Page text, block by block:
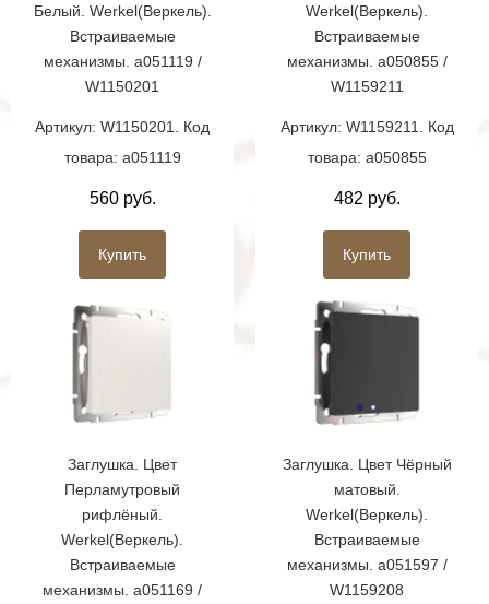
Белый. Werkel(Веркель).
Встраиваемые
механизмы. a051119 /
W1150201
Артикул: W1150201. Код
товара: a051119
560 руб.
Купить
Werkel(Веркель).
Встраиваемые
механизмы. a050855 /
W1159211
Артикул: W1159211. Код
товара: a050855
482 руб.
Купить
Заглушка. Цвет
Перламутровый
рифлёный.
Werkel(Веркель).
Встраиваемые
механизмы. a051169 /
Заглушка. Цвет Чёрный
матовый.
Werkel(Веркель).
Встраиваемые
механизмы. a051597 /
W1159208